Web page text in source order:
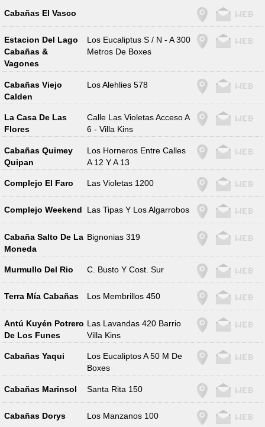
Cabañas El Vasco
Estacion Del Lago
Cabañas &
Vagones
Los Eucaliptus S / N - A 300
Metros De Boxes
Cabañas Viejo
Calden
Los Alehlies 578
La Casa De Las
Flores
Calle Las Violetas Acceso A
6 - Villa Kins
Cabañas Quimey
Quipan
Los Horneros Entre Calles
A 12 Y A 13
Complejo El Faro Las Violetas 1200
Complejo Weekend Las Tipas Y Los Algarrobos
Cabaña Salto De La
Moneda
Bignonias 319
Murmullo Del Rio C. Busto Y Cost. Sur
Terra Mía Cabañas Los Membrillos 450
Antú Kuyén Potrero
De Los Funes
Las Lavandas 420 Barrio
Villa Kins
Cabañas Yaqui
Los Eucaliptos A 50 M De
Boxes
Cabañas Marinsol Santa Rita 150
Cabañas Dorys Los Manzanos 100